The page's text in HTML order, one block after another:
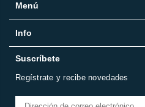
Menú
Info
Suscríbete
Regístrate y recibe novedades